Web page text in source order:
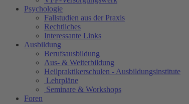
Psychologie
Fallstudien aus der Praxis
Rechtliches
Interessante Links
Ausbildung
Berufsausbildung
Aus- & Weiterbildung
Heilpraktikerschulen - Ausbildungsinstitute
Lehrpläne
Seminare & Workshops
Foren